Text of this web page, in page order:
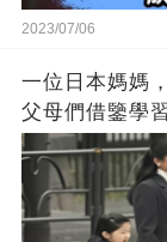
2023/07/06
一位日本媽媽
父母們借鑒學